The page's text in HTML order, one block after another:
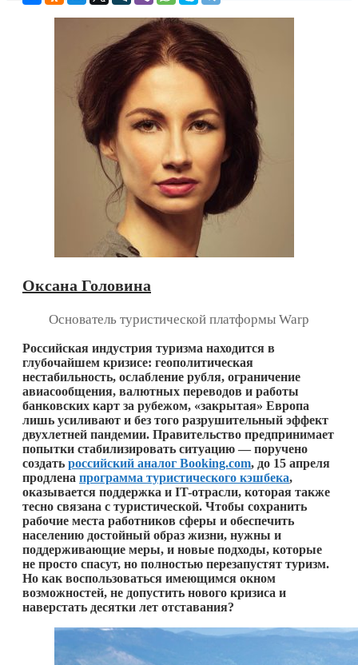
Оксана Головина
Основатель туристической платформы Warp
Российская индустрия туризма находится в
глубочайшем кризисе: геополитическая
нестабильность, ослабление рубля, ограничение
авиасообщения, валютных переводов и работы
банковских карт за рубежом, «закрытая» Европа
лишь усиливают и без того разрушительный эффект
двухлетней пандемии. Правительство предпринимает
попытки стабилизировать ситуацию — поручено
создать российский аналог Booking.com, до 15 апреля
продлена программа туристического кэшбека,
оказывается поддержка и IT-отрасли, которая также
тесно связана с туристической. Чтобы сохранить
рабочие места работников сферы и обеспечить
населению достойный образ жизни, нужны и
поддерживающие меры, и новые подходы, которые
не просто спасут, но полностью перезапустят туризм.
Но как воспользоваться имеющимся окном
возможностей, не допустить нового кризиса и
наверстать десятки лет отставания?